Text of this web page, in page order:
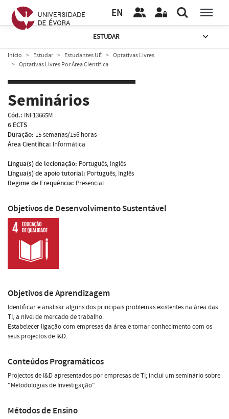
EN
ESTUDAR
Início Estudar Estudantes UÉ
Optativas Livres
Optativas Livres Por Área Científica
Seminários
Cód.: INF13665M
6 ECTS
Duração: 15 semanas/156 horas
Área Científica: Informática
Língua(s) de lecionação: Português, Inglês
Língua(s) de apoio tutorial: Português, Inglês
Regime de Frequência: Presencial
Objetivos de Desenvolvimento Sustentável
Objetivos de Aprendizagem
Identificar e analisar alguns dos principais problemas existentes na área das
TI, a nível de mercado de trabalho.
Estabelecer ligação com empresas da área e tomar conhecimento com os
seus projectos de I&D.
Conteúdos Programáticos
Projectos de I&D apresentados por empresas de TI; inclui um seminário sobre
"Metodologias de Investigação".
Métodos de Ensino